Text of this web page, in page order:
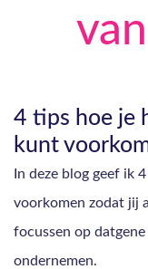
4 tips hoe je
kunt
In deze blog geef ik
voorkomen zodat jij
focussen op
ondernemen.